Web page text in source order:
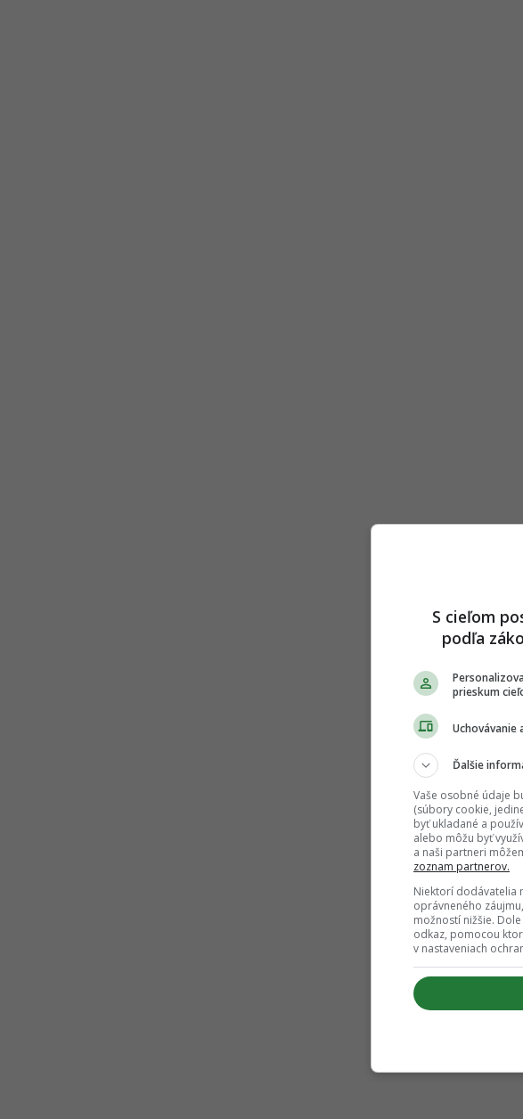
S cieľom
podľa
prieskum
Uchovávanie
Ďalšie
Vaše osobné údaje
(súbory cookie,
byť ukladané a
alebo môžu byť
a naši partneri
zoznam partnerov.
Niektorí dodávatelia
oprávneného
možností nižšie.
odkaz, pomocou
v nastaveniach